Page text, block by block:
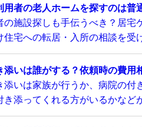
者の老人ホームを探すのは普
の施設探しも手伝うべき？居
宅への転居・入所の相談を受
いは誰がする？依頼時の費用
いは家族が行うか、病院の
添ってくれる方がいるかなど